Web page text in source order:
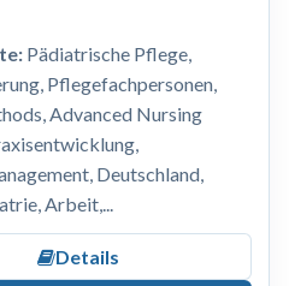
Pädiatrische Pflege,
Pflegefachpersonen,
Advanced Nursing
Deutschland,
Arbeit,...
Details